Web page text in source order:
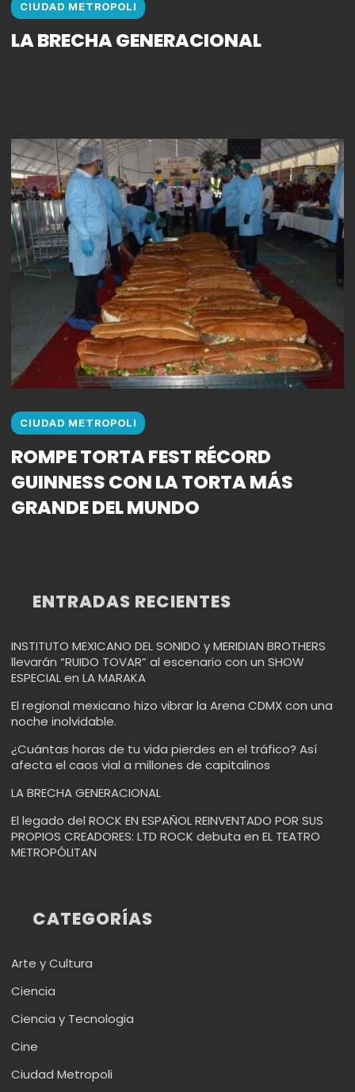
CIUDAD METROPOLI
LA BRECHA GENERACIONAL
CIUDAD METROPOLI
ROMPE TORTA FEST RÉCORD
GUINNESS CON LA TORTA MÁS
GRANDE DEL MUNDO
ENTRADAS RECIENTES
INSTITUTO MEXICANO DEL SONIDO y MERIDIAN BROTHERS
llevarán “RUIDO TOVAR” al escenario con un SHOW
ESPECIAL en LA MARAKA
El regional mexicano hizo vibrar la Arena CDMX con una
noche inolvidable.
¿Cuántas horas de tu vida pierdes en el tráfico? Así
afecta el caos vial a millones de capitalinos
LA BRECHA GENERACIONAL
El legado del ROCK EN ESPAÑOL REINVENTADO POR SUS
PROPIOS CREADORES: LTD ROCK debuta en EL TEATRO
METROPÓLITAN
CATEGORÍAS
Arte y Cultura
Ciencia
Ciencia y Tecnologia
Cine
Ciudad Metropoli